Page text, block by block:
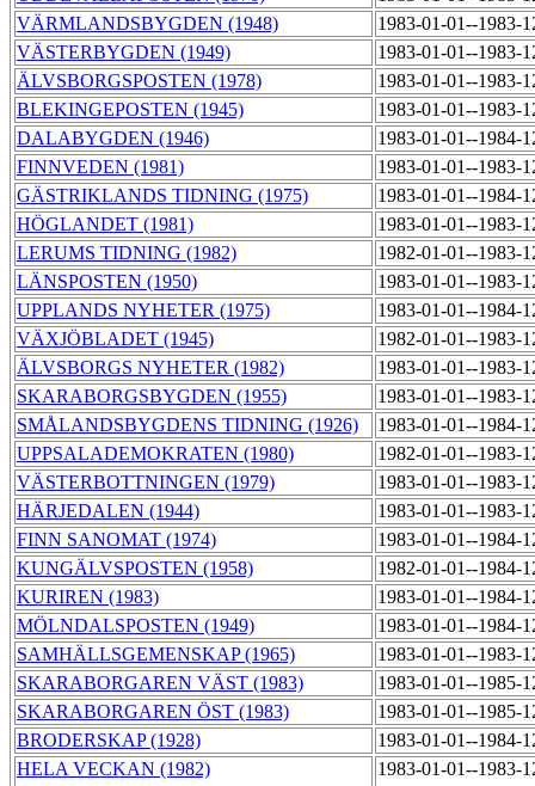
VÄRMLANDSBYGDEN (1948)
1983-01-01--1983-
VÄSTERBYGDEN (1949)
1983-01-01--1983-
ÄLVSBORGSPOSTEN (1978)
1983-01-01--1983-
BLEKINGEPOSTEN (1945)
1983-01-01--1983-
DALABYGDEN (1946)
1983-01-01--1984-
FINNVEDEN (1981)
1983-01-01--1983-
GÄSTRIKLANDS TIDNING (1975)
1983-01-01--1984-
HÖGLANDET (1981)
1983-01-01--1983-
LERUMS TIDNING (1982)
1982-01-01--1983-
LÄNSPOSTEN (1950)
1983-01-01--1983-
UPPLANDS NYHETER (1975)
1983-01-01--1984-
VÄXJÖBLADET (1945)
1982-01-01--1983-
ÄLVSBORGS NYHETER (1982)
1983-01-01--1983-
SKARABORGSBYGDEN (1955)
1983-01-01--1983-
SMÅLANDSBYGDENS TIDNING (1926)
1983-01-01--1984-
UPPSALADEMOKRATEN (1980)
1982-01-01--1983-
VÄSTERBOTTNINGEN (1979)
1983-01-01--1983-
HÄRJEDALEN (1944)
1983-01-01--1983-
FINN SANOMAT (1974)
1983-01-01--1984-
KUNGÄLVSPOSTEN (1958)
1982-01-01--1984-
KURIREN (1983)
1983-01-01--1984-
MÖLNDALSPOSTEN (1949)
1983-01-01--1984-
SAMHÄLLSGEMENSKAP (1965)
1983-01-01--1983-
SKARABORGAREN VÄST (1983)
1983-01-01--1985-
SKARABORGAREN ÖST (1983)
1983-01-01--1985-
BRODERSKAP (1928)
1983-01-01--1984-
HELA VECKAN (1982)
1983-01-01--1983-